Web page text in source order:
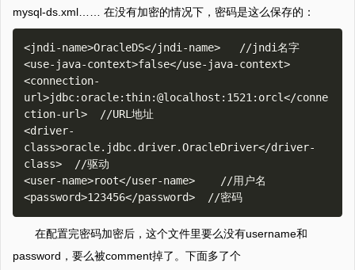
mysql-ds.xml…… 在没有加密的情况下，密码是这么保存的：
<jndi-name>OracleDS</jndi-name>   //jndi名字
<use-java-context>false</use-java-context>
<connection-
url>jdbc:oracle:thin:@localhost:1521:orcl</conne
ction-url>  //URL地址
<driver-
class>oracle.jdbc.driver.OracleDriver</driver-
class>  //驱动
<user-name>root</user-name>    //用户名
在配置完密码加密后，这个文件里要么没有username和
password，要么被comment掉了。下面多了个